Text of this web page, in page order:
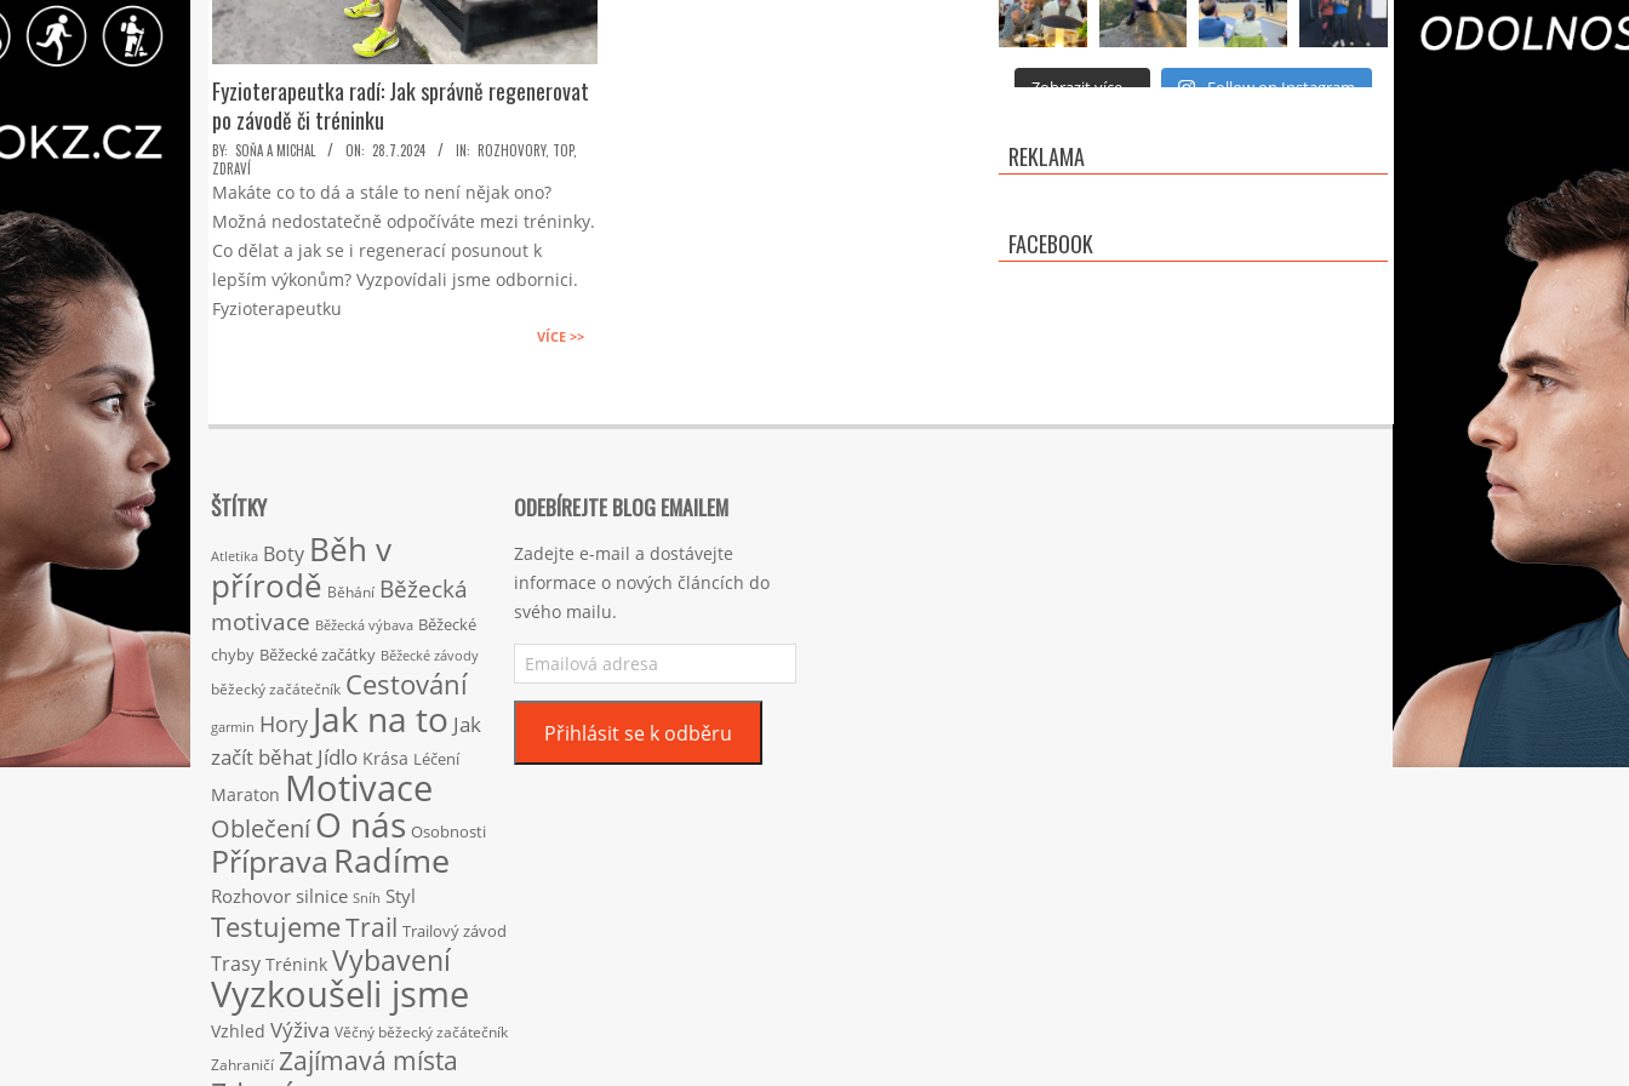
Fyzioterapeutka radí: Jak správně regenerovat
po závodě či tréninku
2024-
07-
28
BY: SOŇA A MICHAL ON: 28.7.2024 IN: ROZHOVORY, TOP,
ZDRAVÍ
Makáte co to dá a stále to není nějak ono?
Možná nedostatečně odpočíváte mezi tréninky.
Co dělat a jak se i regenerací posunout k
lepším výkonům? Vyzpovídali jsme odbornici.
Fyzioterapeutku
VÍCE >>
Zobrazit více... Follow on Instagram
REKLAMA
FACEBOOK
ŠTÍTKY
Atletika Boty Běh v
přírodě Běhání Běžecká
motivace Běžecká výbava Běžecké
chyby Běžecké začátky Běžecké závody
běžecký začátečník Cestování
garmin Hory Jak na to Jak
začít běhat Jídlo Krása Léčení
Maraton Motivace
OblečeníO nás Osobnosti
Příprava Radíme
Rozhovor silnice Sníh Styl
TestujemeTrail Trailový závod
Trasy Trénink Vybavení
Vyzkoušeli jsme
Vzhled Výživa Věčný běžecký začátečník
Zahraničí Zajímavá místa
ODEBÍREJTE BLOG EMAILEM
Zadejte e-mail a dostávejte
informace o nových článcích do
svého mailu.
Emailová
adresa
Přihlásit se k odběru